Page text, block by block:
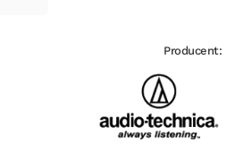
Producent: